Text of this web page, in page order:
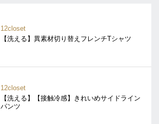
12closet
【洗える】異素材切り替えフレンチTシャツ
12closet
【洗える】【接触冷感】きれいめサイドライン
パンツ